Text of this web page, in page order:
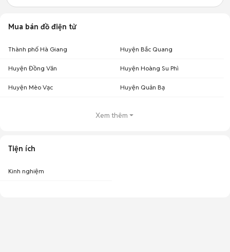
Mua bán đồ điện tử
Thành phố Hà Giang Huyện Bắc Quang
Huyện Đồng Văn Huyện Hoàng Su Phì
Huyện Mèo Vạc Huyện Quản Bạ
Xem thêm
Tiện ích
Kinh nghiệm